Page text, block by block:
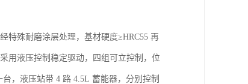
特殊耐磨涂层处理，基材硬度≥HRC55 再
用液压控制稳定驱动，四组可立控制，位
，液压站带 4 路 4.5L 蓄能器，分别控制